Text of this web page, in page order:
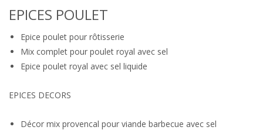
EPICES POULET
Epice poulet pour rôtisserie
Mix complet pour poulet royal avec sel
Epice poulet royal avec sel liquide
EPICES DECORS
Décor mix provencal pour viande barbecue avec sel